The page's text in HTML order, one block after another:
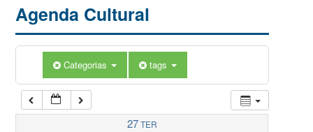
Agenda Cultural
Categorias tags
27TER
5:00
7:00